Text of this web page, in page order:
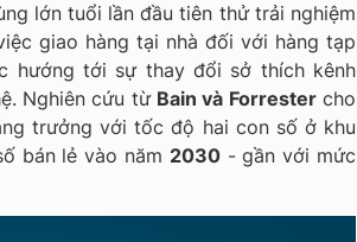
lớn tuổi lần đầu tiên thử trải nghiệm
giao hàng tại nhà đối với hàng tạp
hướng tới sự thay đổi sở thích kênh
Nghiên cứu từ Bain và Forrestercho
trưởng với tốc độ hai con số ở khu
bán lẻ vào năm 2030- gần với mức